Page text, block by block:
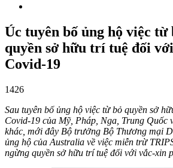
Úc tuyên bố ủng hộ việc
quyền sở hữu trí tuệ đối
Covid-19
1426
Sau tuyên bố ủng hộ việc từ bỏ quyền sở
Covid-19 của Mỹ, Pháp, Nga, Trung Quốc
khác, mới đây Bộ trưởng Bộ Thương mại
ủng hộ của Australia về việc miễn trừ
ngừng quyền sở hữu trí tuệ đối với vắc-xin